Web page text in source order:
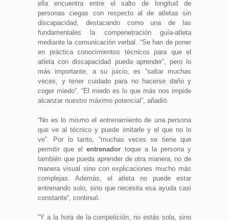
ella encuentra entre el salto de longitud de
personas ciegas con respecto al de atletas sin
discapacidad, destacando como una de las
fundamentales la compenetración guía-atleta
mediante la comunicación verbal. “Se han de poner
en práctica conocimientos técnicos para que el
atleta con discapacidad pueda aprender”, pero lo
más importante, a su juicio, es “saltar muchas
veces, y tener cuidado para no hacerse daño y
coger miedo”. “El miedo es lo que más nos impide
alcanzar nuestro máximo potencial”, añadió.
“No es lo mismo el entrenamiento de una persona
que ve al técnico y puede imitarle y el que no lo
ve”. Por lo tanto, “muchas veces se tiene que
permitir que elentrenador toque a la persona y
también que pueda aprender de otra manera, no de
manera visual sino con explicaciones mucho más
complejas. Además, el atleta no puede estar
entrenando solo, sino que necesita esa ayuda casi
constante”, continuó.
“Y a la hora de la competición, no estás sola, sino